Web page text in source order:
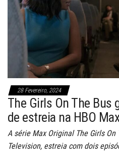
28 Fevereiro, 2024
The Girls On The Bus
de estreia na HBO
A série Max Original The Girls On
Television, estreia com dois